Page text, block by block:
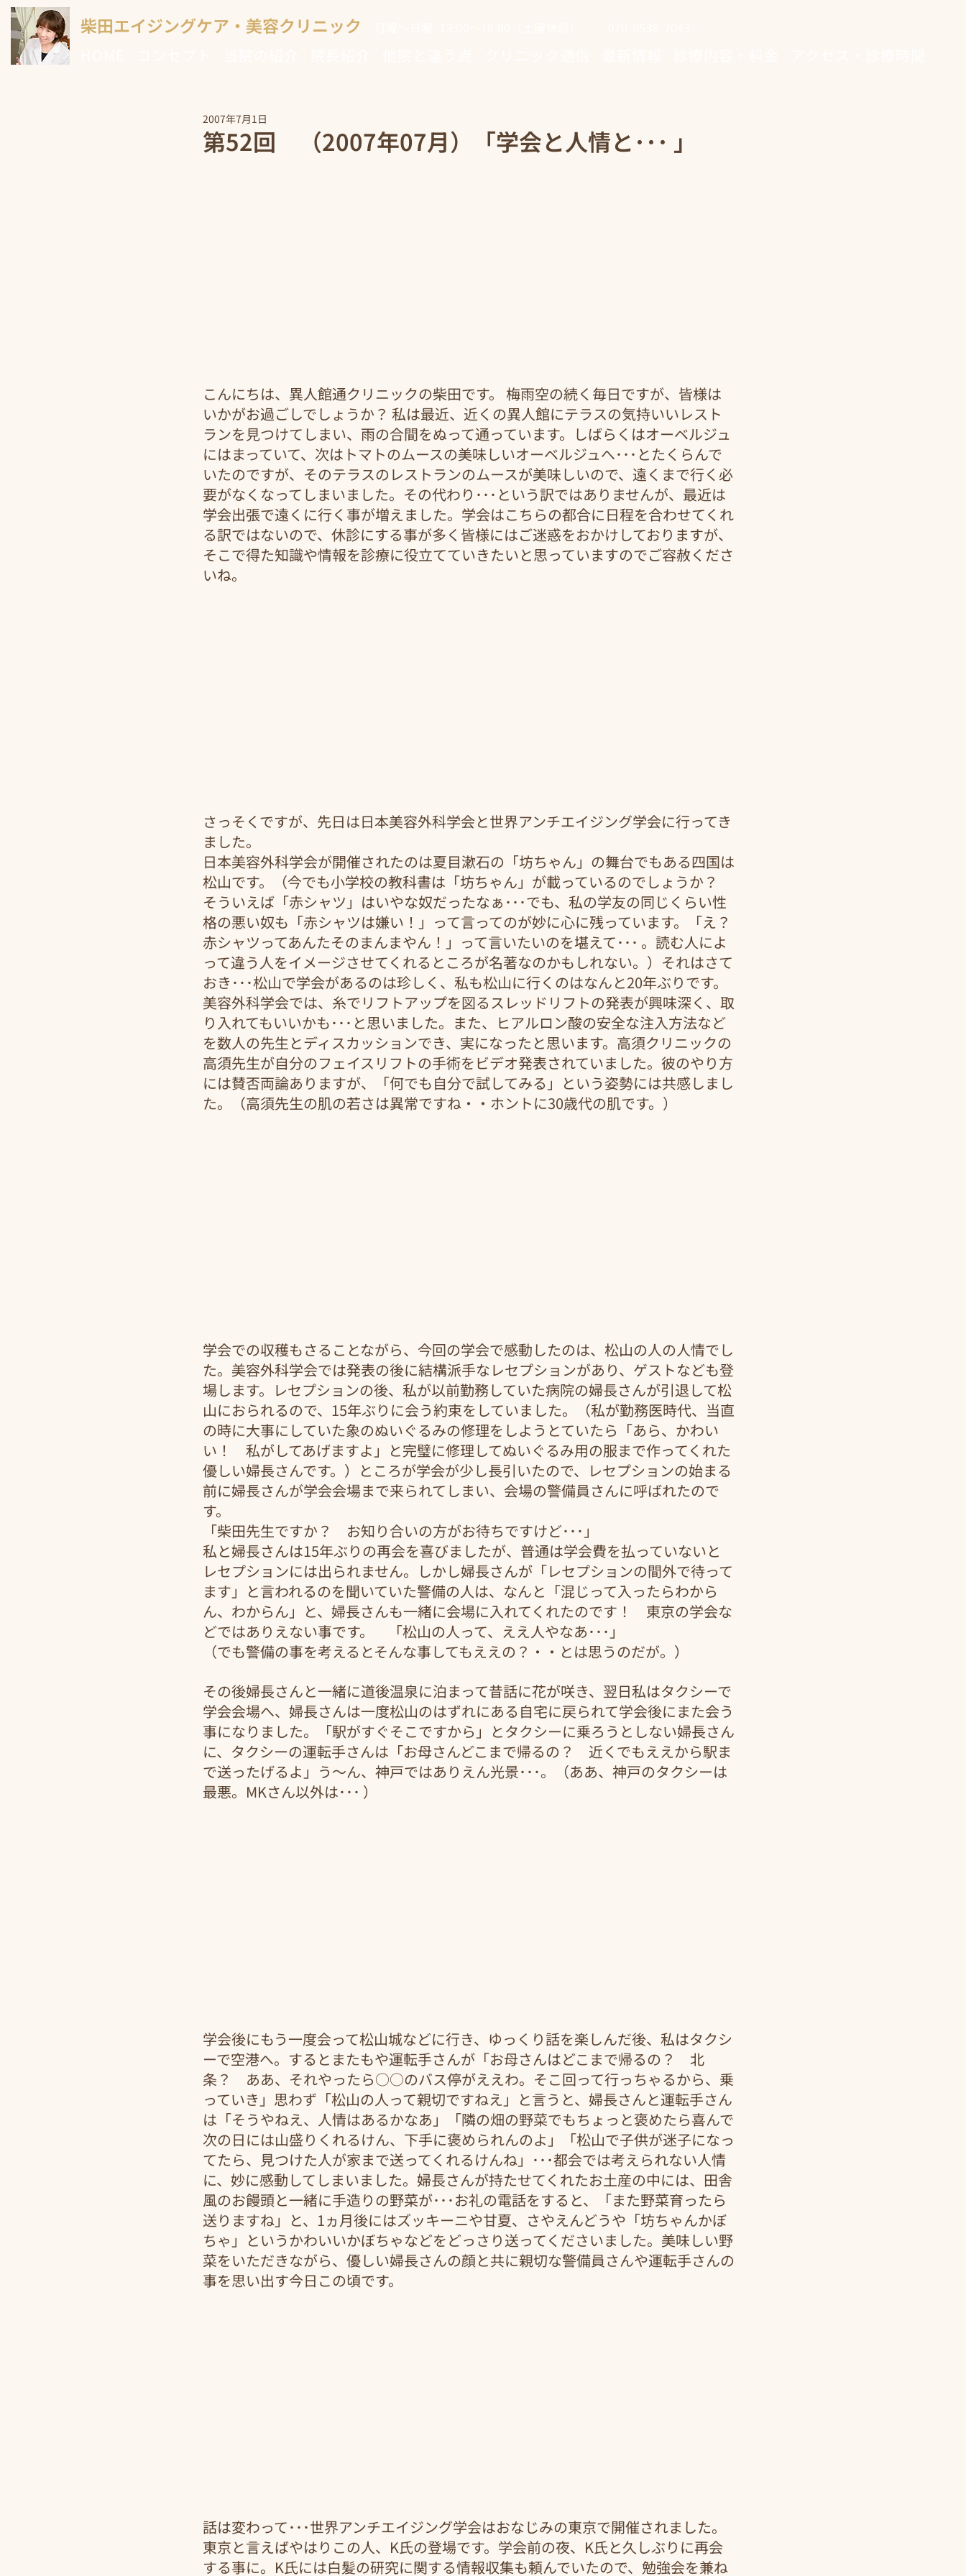
柴田エイジングケア・美容クリニック
第52回 （2007年07月）「学会と人情と･･･ 」
2007年7月1日
こんにちは、異人館通クリニックの柴田です。 梅雨空の続く毎日ですが、皆様は
いかがお過ごしでしょうか？ 私は最近、近くの異人館にテラスの気持いいレスト
ランを見つけてしまい、雨の合間をぬって通っています。しばらくはオーベルジュ
にはまっていて、次はトマトのムースの美味しいオーベルジュへ･･･とたくらんで
いたのですが、そのテラスのレストランのムースが美味しいので、遠くまで行く必
要がなくなってしまいました。その代わり･･･という訳ではありませんが、最近は
学会出張で遠くに行く事が増えました。学会はこちらの都合に日程を合わせてくれ
る訳ではないので、休診にする事が多く皆様にはご迷惑をおかけしておりますが、
そこで得た知識や情報を診療に役立てていきたいと思っていますのでご容赦くださ
いね。
さっそくですが、先日は日本美容外科学会と世界アンチエイジング学会に行ってき
ました。
日本美容外科学会が開催されたのは夏目漱石の「坊ちゃん」の舞台でもある四国は
松山です。（今でも小学校の教科書は「坊ちゃん」が載っているのでしょうか？
そういえば「赤シャツ」はいやな奴だったなぁ･･･でも、私の学友の同じくらい性
格の悪い奴も「赤シャツは嫌い！」って言ってのが妙に心に残っています。「え？
赤シャツってあんたそのまんまやん！」って言いたいのを堪えて･･･ 。読む人によ
って違う人をイメージさせてくれるところが名著なのかもしれない。）それはさて
おき･･･松山で学会があるのは珍しく、私も松山に行くのはなんと20年ぶりです。
美容外科学会では、糸でリフトアップを図るスレッドリフトの発表が興味深く、取
り入れてもいいかも･･･と思いました。また、ヒアルロン酸の安全な注入方法など
を数人の先生とディスカッションでき、実になったと思います。高須クリニックの
高須先生が自分のフェイスリフトの手術をビデオ発表されていました。彼のやり方
には賛否両論ありますが、「何でも自分で試してみる」という姿勢には共感しまし
た。（高須先生の肌の若さは異常ですね・・ホントに30歳代の肌です。）
学会での収穫もさることながら、今回の学会で感動したのは、松山の人の人情でし
た。美容外科学会では発表の後に結構派手なレセプションがあり、ゲストなども登
場します。レセプションの後、私が以前勤務していた病院の婦長さんが引退して松
山におられるので、15年ぶりに会う約束をしていました。（私が勤務医時代、当直
の時に大事にしていた象のぬいぐるみの修理をしようとていたら「あら、かわい
い！　私がしてあげますよ」と完璧に修理してぬいぐるみ用の服まで作ってくれた
優しい婦長さんです。）ところが学会が少し長引いたので、レセプションの始まる
前に婦長さんが学会会場まで来られてしまい、会場の警備員さんに呼ばれたので
す。
「柴田先生ですか？　お知り合いの方がお待ちですけど･･･」
私と婦長さんは15年ぶりの再会を喜びましたが、普通は学会費を払っていないと
レセプションには出られません。しかし婦長さんが「レセプションの間外で待って
ます」と言われるのを聞いていた警備の人は、なんと「混じって入ったらわから
ん、わからん」と、婦長さんも一緒に会場に入れてくれたのです！　東京の学会な
どではありえない事です。　「松山の人って、ええ人やなあ･･･」
（でも警備の事を考えるとそんな事してもええの？・・とは思うのだが。）
その後婦長さんと一緒に道後温泉に泊まって昔話に花が咲き、翌日私はタクシーで
学会会場へ、婦長さんは一度松山のはずれにある自宅に戻られて学会後にまた会う
事になりました。「駅がすぐそこですから」とタクシーに乗ろうとしない婦長さん
に、タクシーの運転手さんは「お母さんどこまで帰るの？　近くでもええから駅ま
で送ったげるよ」う～ん、神戸ではありえん光景･･･。（ああ、神戸のタクシーは
最悪。MKさん以外は･･･ ）
学会後にもう一度会って松山城などに行き、ゆっくり話を楽しんだ後、私はタクシ
ーで空港へ。するとまたもや運転手さんが「お母さんはどこまで帰るの？　北
条？　ああ、それやったら○○のバス停がええわ。そこ回って行っちゃるから、乗
っていき」思わず「松山の人って親切ですねえ」と言うと、婦長さんと運転手さん
は「そうやねえ、人情はあるかなあ」「隣の畑の野菜でもちょっと褒めたら喜んで
次の日には山盛りくれるけん、下手に褒められんのよ」「松山で子供が迷子になっ
てたら、見つけた人が家まで送ってくれるけんね」･･･都会では考えられない人情
に、妙に感動してしまいました。婦長さんが持たせてくれたお土産の中には、田舎
風のお饅頭と一緒に手造りの野菜が･･･お礼の電話をすると、「また野菜育ったら
送りますね」と、1ヵ月後にはズッキーニや甘夏、さやえんどうや「坊ちゃんかぼ
ちゃ」というかわいいかぼちゃなどをどっさり送ってくださいました。美味しい野
菜をいただきながら、優しい婦長さんの顔と共に親切な警備員さんや運転手さんの
事を思い出す今日この頃です。
話は変わって･･･世界アンチエイジング学会はおなじみの東京で開催されました。
東京と言えばやはりこの人、K氏の登場です。学会前の夜、K氏と久しぶりに再会
する事に。K氏には白髪の研究に関する情報収集も頼んでいたので、勉強会を兼ね